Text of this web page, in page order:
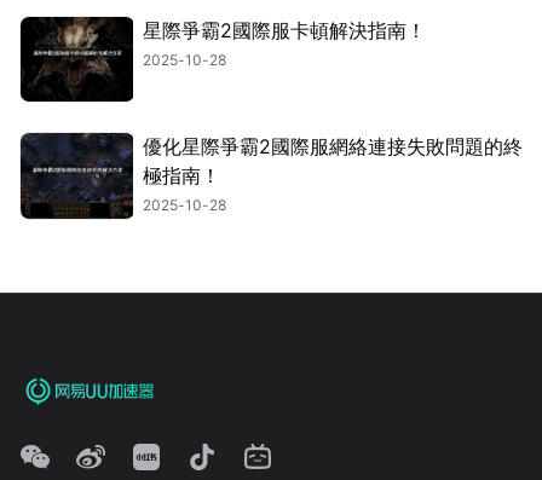
星際爭霸2國際服卡頓解決指南！
2025-10-28
優化星際爭霸2國際服網絡連接失敗問題的終
極指南！
2025-10-28